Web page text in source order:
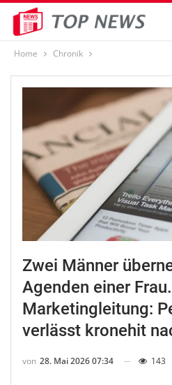
Home Chronik
Zwei Männer
Agenden einer
Marketingleitung:
verlässt kronehit
von 28. Mai 2026 07:34 143